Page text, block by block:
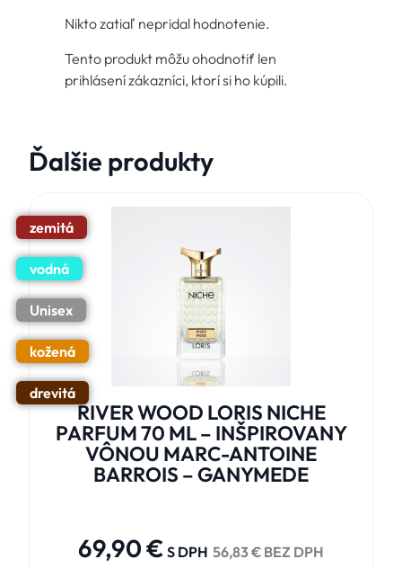
Nikto zatiaľ nepridal hodnotenie.
Tento produkt môžu ohodnotiť len
prihlásení zákazníci, ktorí si ho kúpili.
Ďalšie produkty
zemitá
vodná
Unisex
kožená
drevitá
RIVER WOOD LORIS NICHE
PARFUM 70 ML – INŠPIROVANY
VÔNOU MARC-ANTOINE
BARROIS – GANYMEDE
69,90€ S DPH 56,83 € BEZ DPH